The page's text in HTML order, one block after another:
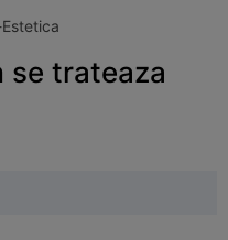
se trateaza